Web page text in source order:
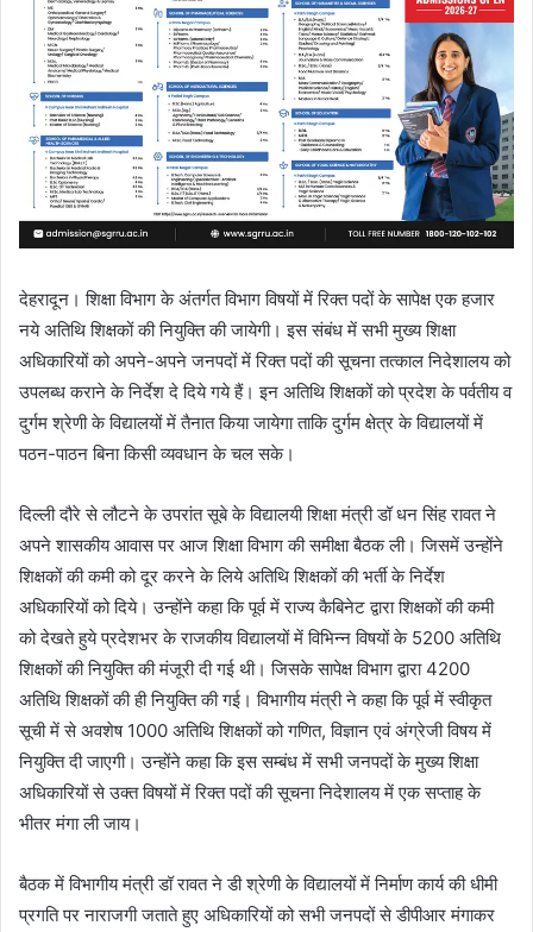
देहरादून। शिक्षा विभाग के अंतर्गत विभाग विषयों में रिक्त पदों के सापेक्ष एक हजार
नये अतिथि शिक्षकों की नियुक्ति की जायेगी। इस संबंध में सभी मुख्य शिक्षा
अधिकारियों को अपने-अपने जनपदों में रिक्त पदों की सूचना तत्काल निदेशालय को
उपलब्ध कराने के निर्देश दे दिये गये हैं। इन अतिथि शिक्षकों को प्रदेश के पर्वतीय व
दुर्गम श्रेणी के विद्यालयों में तैनात किया जायेगा ताकि दुर्गम क्षेत्र के विद्यालयों में
पठन-पाठन बिना किसी व्यवधान के चल सके।
दिल्ली दौरे से लौटने के उपरांत सूबे के विद्यालयी शिक्षा मंत्री डॉ धन सिंह रावत ने
अपने शासकीय आवास पर आज शिक्षा विभाग की समीक्षा बैठक ली। जिसमें उन्होंने
शिक्षकों की कमी को दूर करने के लिये अतिथि शिक्षकों की भर्ती के निर्देश
अधिकारियों को दिये। उन्होंने कहा कि पूर्व में राज्य कैबिनेट द्वारा शिक्षकों की कमी
को देखते हुये प्रदेशभर के राजकीय विद्यालयों में विभिन्न विषयों के 5200 अतिथि
शिक्षकों की नियुक्ति की मंजूरी दी गई थी। जिसके सापेक्ष विभाग द्वारा 4200
अतिथि शिक्षकों की ही नियुक्ति की गई। विभागीय मंत्री ने कहा कि पूर्व में स्वीकृत
सूची में से अवशेष 1000 अतिथि शिक्षकों को गणित, विज्ञान एवं अंग्रेजी विषय में
नियुक्ति दी जाएगी। उन्होंने कहा कि इस सम्बंध में सभी जनपदों के मुख्य शिक्षा
अधिकारियों से उक्त विषयों में रिक्त पदों की सूचना निदेशालय में एक सप्ताह के
भीतर मंगा ली जाय।
बैठक में विभागीय मंत्री डॉ रावत ने डी श्रेणी के विद्यालयों में निर्माण कार्य की धीमी
प्रगति पर नाराजगी जताते हुए अधिकारियों को सभी जनपदों से डीपीआर मंगाकर